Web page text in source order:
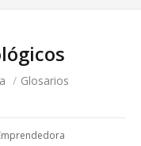
/ Glosarios